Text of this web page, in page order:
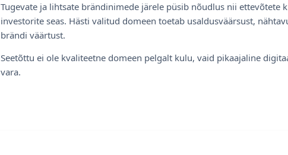
Tugevate ja lihtsate brändinimede järele püsib nõudlus nii ettevõtete
investorite seas. Hästi valitud domeen toetab usaldusväärsust,
brändi väärtust.
Seetõttu ei ole kvaliteetne domeen pelgalt kulu, vaid pikaajaline
vara.